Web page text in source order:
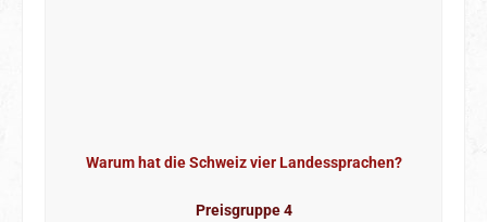
Warum hat die Schweiz vier Landessprachen?
Preisgruppe 4